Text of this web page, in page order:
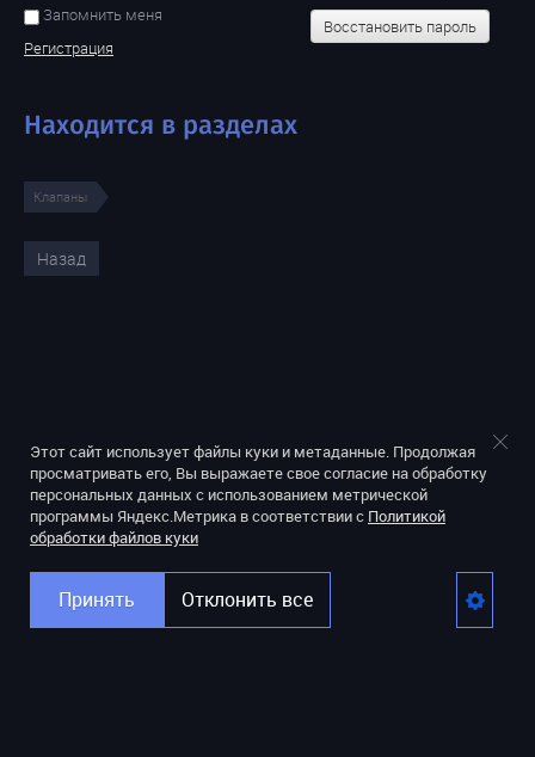
Запомнить меня
Регистрация
Восстановить пароль
Находится в разделах
Клапаны
Назад
Этот сайт использует файлы куки и метаданные. Продолжая
просматривать его, Вы выражаете свое согласие на обработку
персональных данных с использованием метрической
программы Яндекс.Метрика в соответствии с Политикой
обработки файлов куки
Принять Отклонить все